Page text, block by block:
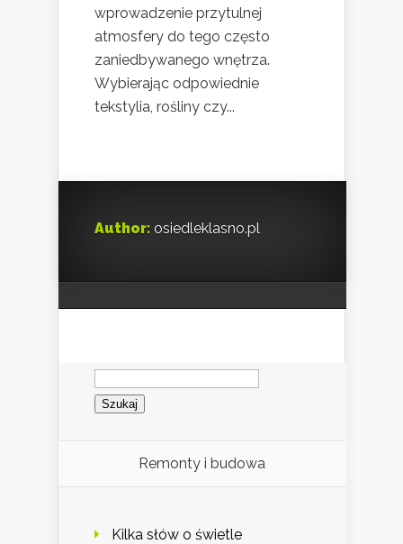
wprowadzenie przytulnej
atmosfery do tego często
zaniedbywanego wnętrza.
Wybierając odpowiednie
tekstylia, rośliny czy...
Author: osiedleklasno.pl
Szukaj:
Remonty i budowa
Kilka słów o świetle